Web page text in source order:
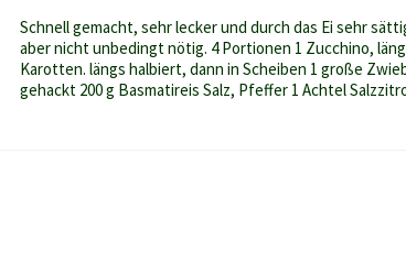
Schnell gemacht, sehr lecker und durch das Ei sehr
aber nicht unbedingt nötig. 4 Portionen 1 Zucchino,
Karotten. längs halbiert, dann in Scheiben 1 große
gehackt 200 g Basmatireis Salz, Pfeffer 1 Achtel